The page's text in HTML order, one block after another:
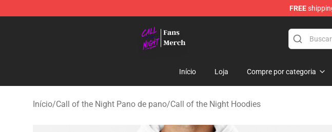
FREE
Início Loja Compre por categoria
Início/Call of the Night Pano de pano/Call of the Night Hoodies